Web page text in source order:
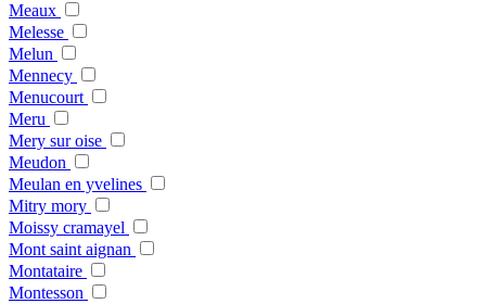
Meaux
Melesse
Melun
Mennecy
Menucourt
Meru
Mery sur oise
Meudon
Meulan en yvelines
Mitry mory
Moissy cramayel
Mont saint aignan
Montataire
Montesson